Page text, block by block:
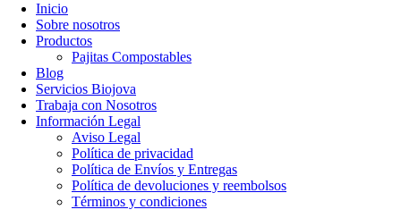
Inicio
Sobre nosotros
Productos
Pajitas Compostables
Blog
Servicios Biojova
Trabaja con Nosotros
Información Legal
Aviso Legal
Política de privacidad
Política de Envíos y Entregas
Política de devoluciones y reembolsos
Términos y condiciones